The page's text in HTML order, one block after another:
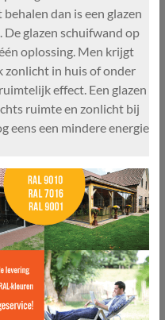
dan is een glazen
glazen schuifwand op
oplossing. Men krijgt
zonlicht in huis of onder
effect. Een glazen
ruimte en zonlicht bij
eens een mindere energie